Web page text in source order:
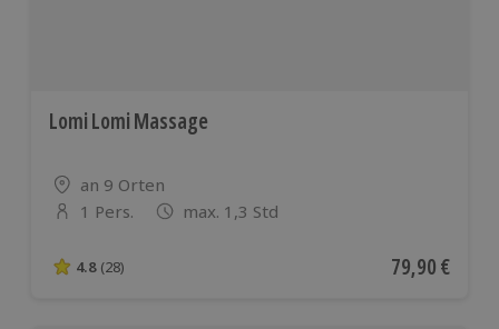
Lomi Lomi Massage
Standort
an 9 Orten
Anzahl der Teilnehmer
1 Pers. max. 1,3 Std
4.8 von 5 Sternen basierend auf 28 Bewertungen
4.8 (28) Aktueller
79,90 €